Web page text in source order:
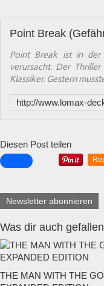
Point Break ist in der
verursacht. Der
Klassiker. Gestern
Diesen Post teilen
Newsletter abonnieren
Was dir auch
THE MAN WITH THE